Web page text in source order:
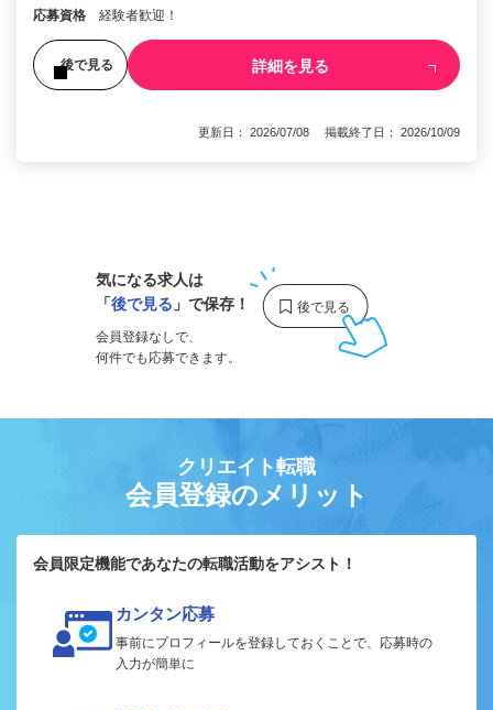
応募資格 経験者歓迎！
後で見る 詳細を見る
更新日： 2026/07/08 掲載終了日： 2026/10/09
気になる求人は
「後で見る 」で保存！
会員登録なしで、
何件でも応募できます。
クリエイト転職
会員登録のメリット
会員限定機能であなたの転職活動をアシスト！
カンタン応募
事前にプロフィールを登録しておくことで、応募時の
入力が簡単に